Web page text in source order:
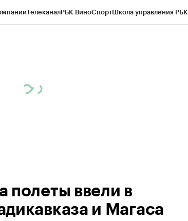
ТелеканалРБК ВиноСпортШкола управления РБК
полеты ввели в
и Магаса